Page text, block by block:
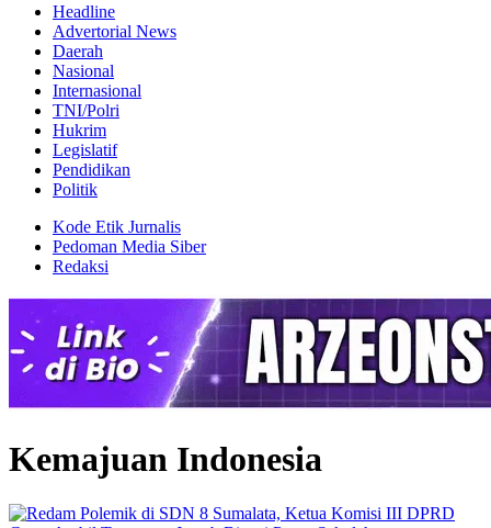
Headline
Advertorial News
Daerah
Nasional
Internasional
TNI/Polri
Hukrim
Legislatif
Pendidikan
Politik
Kode Etik Jurnalis
Pedoman Media Siber
Redaksi
Kemajuan Indonesia